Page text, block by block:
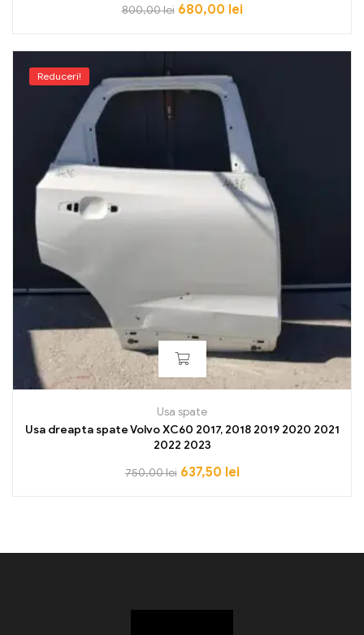
800,00lei 680,00 lei
Reduceri!
Usa spate
Usa dreapta spate Volvo XC60 2017, 2018 2019 2020 2021
2022 2023
750,00lei 637,50 lei